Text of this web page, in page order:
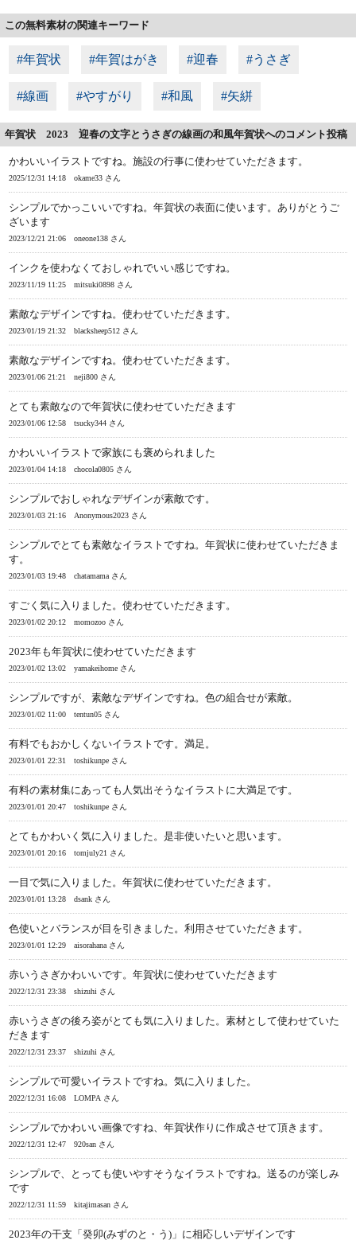
この無料素材の関連キーワード
#年賀状 #年賀はがき #迎春 #うさぎ
#線画 #やすがり #和風 #矢絣
年賀状 2023 迎春の文字とうさぎの線画の和風年賀状へのコメント投稿
かわいいイラストですね。施設の行事に使わせていただきます。
2025/12/31 14:18 okame33 さん
シンプルでかっこいいですね。年賀状の表面に使います。ありがとうご
ざいます
2023/12/21 21:06 oneone138 さん
インクを使わなくておしゃれでいい感じですね。
2023/11/19 11:25 mitsuki0898 さん
素敵なデザインですね。使わせていただきます。
2023/01/19 21:32 blacksheep512 さん
素敵なデザインですね。使わせていただきます。
2023/01/06 21:21 neji800 さん
とても素敵なので年賀状に使わせていただきます
2023/01/06 12:58 tsucky344 さん
かわいいイラストで家族にも褒められました
2023/01/04 14:18 chocola0805 さん
シンプルでおしゃれなデザインが素敵です。
2023/01/03 21:16 Anonymous2023 さん
シンプルでとても素敵なイラストですね。年賀状に使わせていただきま
す。
2023/01/03 19:48 chatamama さん
すごく気に入りました。使わせていただきます。
2023/01/02 20:12 momozoo さん
2023年も年賀状に使わせていただきます
2023/01/02 13:02 yamakeihome さん
シンプルですが、素敵なデザインですね。色の組合せが素敵。
2023/01/02 11:00 tentun05 さん
有料でもおかしくないイラストです。満足。
2023/01/01 22:31 toshikunpe さん
有料の素材集にあっても人気出そうなイラストに大満足です。
2023/01/01 20:47 toshikunpe さん
とてもかわいく気に入りました。是非使いたいと思います。
2023/01/01 20:16 tomjuly21 さん
一目で気に入りました。年賀状に使わせていただきます。
2023/01/01 13:28 dsank さん
色使いとバランスが目を引きました。利用させていただきます。
2023/01/01 12:29 aisorahana さん
赤いうさぎかわいいです。年賀状に使わせていただきます
2022/12/31 23:38 shizuhi さん
赤いうさぎの後ろ姿がとても気に入りました。素材として使わせていた
だきます
2022/12/31 23:37 shizuhi さん
シンプルで可愛いイラストですね。気に入りました。
2022/12/31 16:08 LOMPA さん
シンプルでかわいい画像ですね、年賀状作りに作成させて頂きます。
2022/12/31 12:47 920san さん
シンプルで、とっても使いやすそうなイラストですね。送るのが楽しみ
です
2022/12/31 11:59 kitajimasan さん
2023年の干支「癸卯(みずのと・う)」に相応しいデザインです